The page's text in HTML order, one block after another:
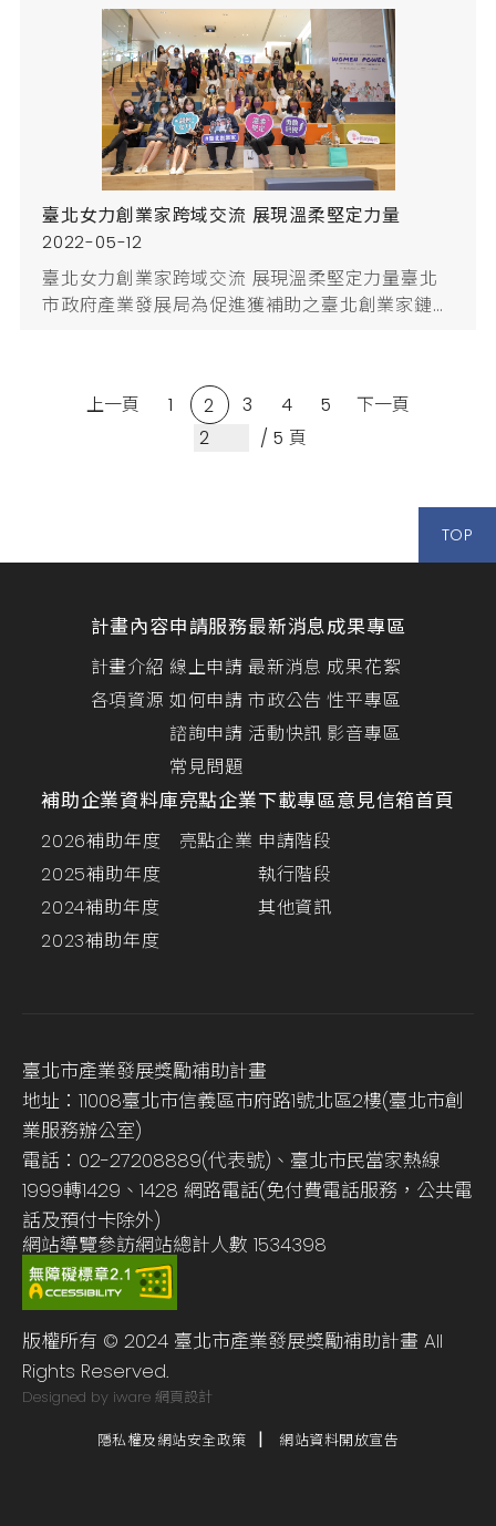
「Who Cares Wins」報告中所提出，其內容主
要提及今後對於一家企業投資與經營之評價，應由
此三構面進行衡量評估，內容闡述了企業重視ESG
對其長期財務表現的影響，並提出以ESG作為評估
企業經營指標的建議。...
臺北女力創業家跨域交流 展現溫柔堅定力量
2022-05-12
臺北女力創業家跨域交流 展現溫柔堅定力量臺北
市政府產業發展局為促進獲補助之臺北創業家鏈結
事協會合作辦理臺北創業家俱樂部「姐的時代」女
力交流活動。本場次活動邀請邀請少女凱倫有限公
司、寶貝友股份有限公司以及耐德科技股份有限公
上一頁 1 2 3 4 5
下一頁
/ 5 頁
TOP
計畫內容
計畫介紹
各項資源
申請服務
線上申請
如何申請
諮詢申請
常見問題
最新消息
最新消息
市政公告
活動快訊
成果專區
成果花絮
性平專區
影音專區
補助企業資料庫
2026補助年度
2025補助年度
2024補助年度
2023補助年度
亮點企業
亮點企業
下載專區
申請階段
執行階段
其他資訊
意見信箱首頁
臺北市產業發展獎勵補助計畫
地址：11008臺北市信義區市府路1號北區2樓(臺北市創
業服務辦公室)
電話：02-27208889(代表號)、臺北市民當家熱線
1999轉1429、1428 網路電話(免付費電話服務，公共電
話及預付卡除外)
網站導覽參訪網站總計人數 1534398
版權所有 © 2024 臺北市產業發展獎勵補助計畫 All
Rights Reserved.
Designed by iware 網頁設計
隱私權及網站安全政策 網站資料開放宣告